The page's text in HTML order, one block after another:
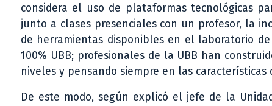
considera el uso de plataformas tecnológicas
junto a clases presenciales con un profesor, la
de herramientas disponibles en el laboratorio
100% UBB; profesionales de la UBB han
niveles y pensando siempre en las características
De este modo, según explicó el jefe de la